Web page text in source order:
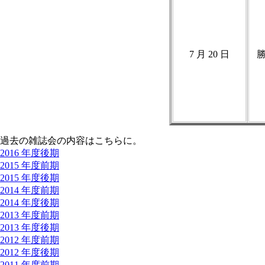
7 月 20 日
過去の雑誌会の内容はこちらに。
2016 年度後期
2015 年度前期
2015 年度後期
2014 年度前期
2014 年度後期
2013 年度前期
2013 年度後期
2012 年度前期
2012 年度後期